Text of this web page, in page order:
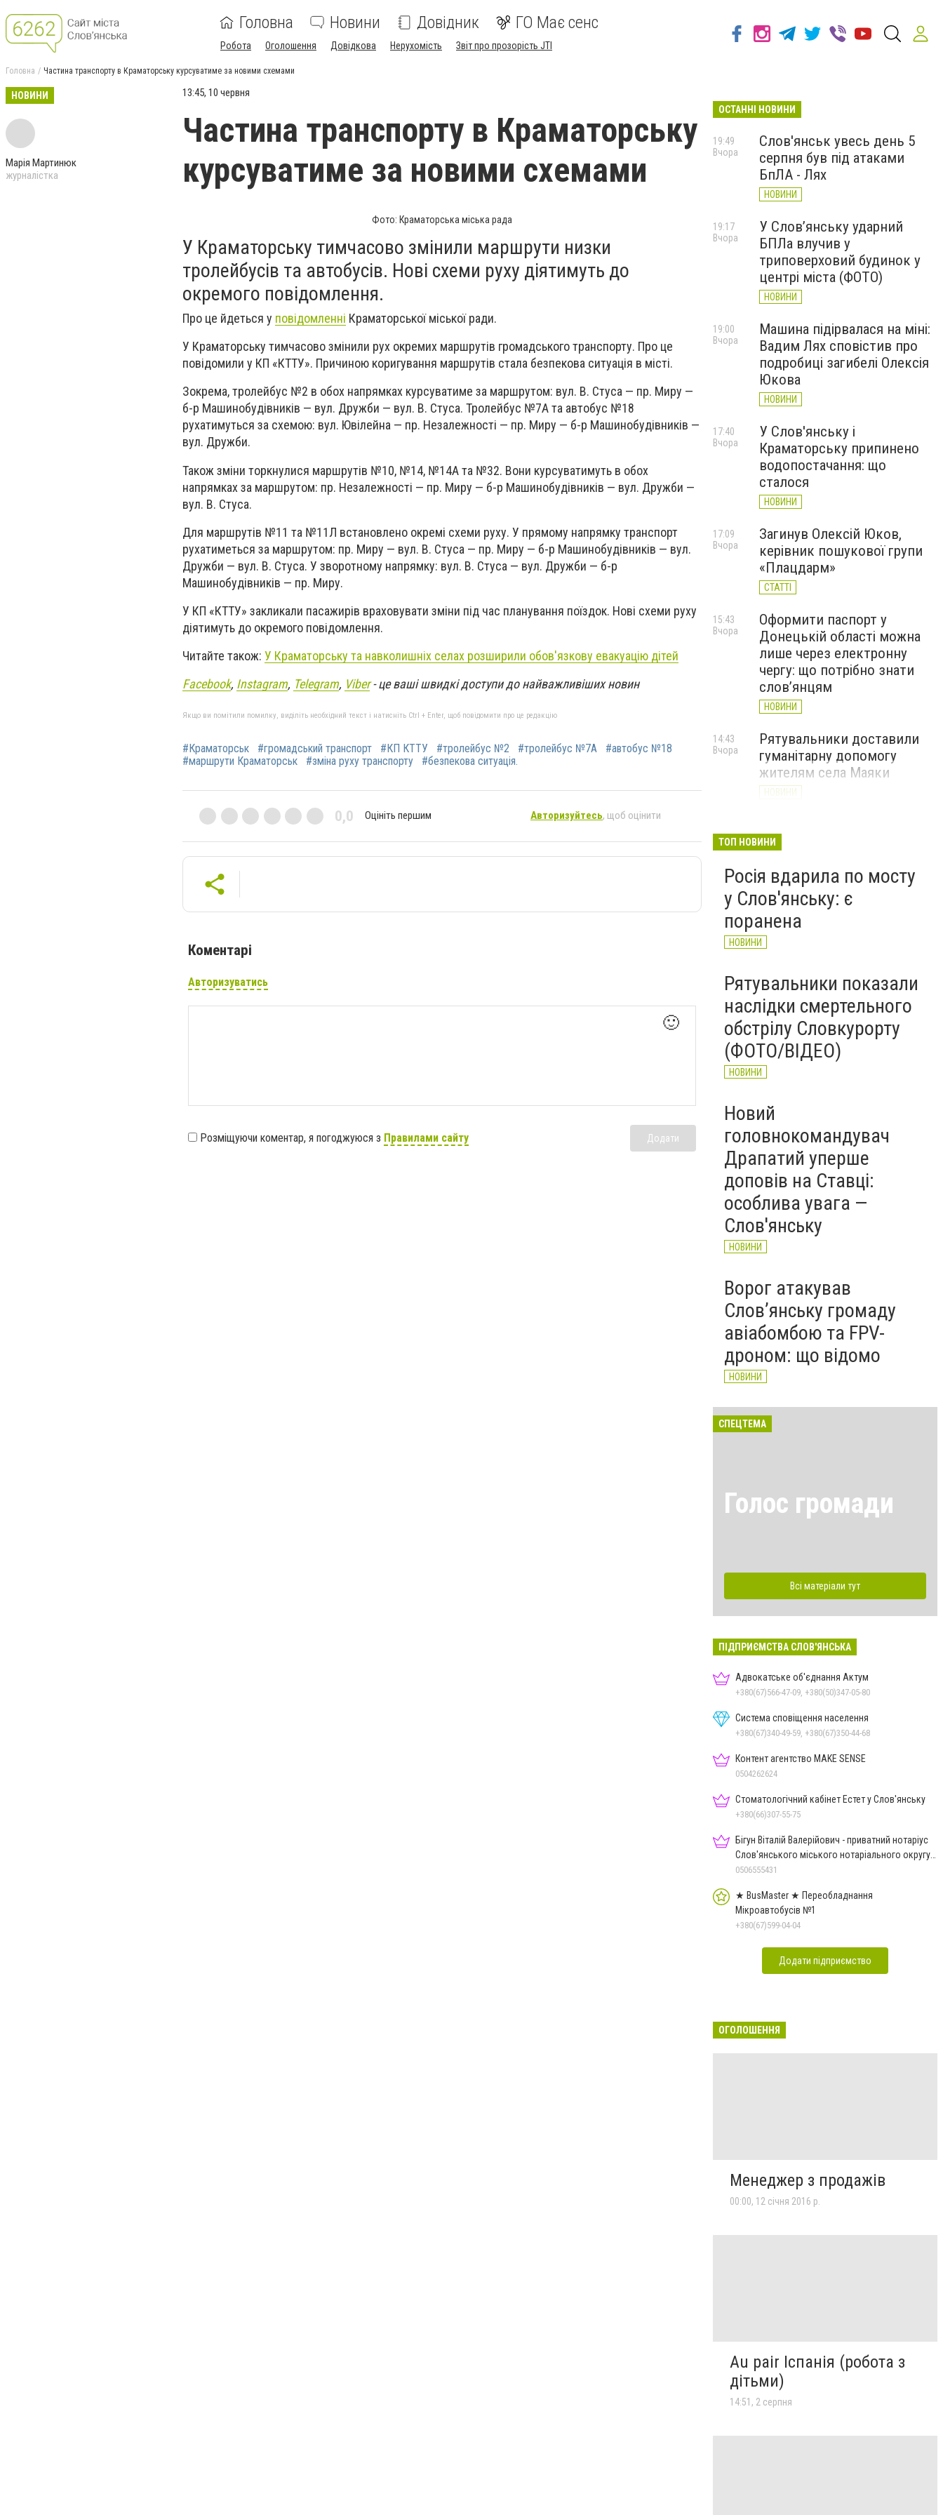
Головна Новини Довідник ГО Має сенс
Робота Оголошення Довідкова Нерухомість Звіт про прозорість JTI
Головна Частина транспорту в Краматорську курсуватиме за новими схемами
НОВИНИ
Марія Мартинюк
журналістка
13:45, 10 червня
Частина транспорту в Краматорську
курсуватиме за новими схемами
Фото: Краматорська міська рада
У Краматорську тимчасово змінили маршрути низки
тролейбусів та автобусів. Нові схеми руху діятимуть до
окремого повідомлення.
Про це йдеться у повідомленні Краматорської міської ради.
У Краматорську тимчасово змінили рух окремих маршрутів громадського транспорту. Про це
повідомили у КП «КТТУ». Причиною коригування маршрутів стала безпекова ситуація в місті.
Зокрема, тролейбус №2 в обох напрямках курсуватиме за маршрутом: вул. В. Стуса — пр. Миру —
б-р Машинобудівників — вул. Дружби — вул. В. Стуса. Тролейбус №7А та автобус №18
рухатимуться за схемою: вул. Ювілейна — пр. Незалежності — пр. Миру — б-р Машинобудівників —
вул. Дружби.
Також зміни торкнулися маршрутів №10, №14, №14А та №32. Вони курсуватимуть в обох
напрямках за маршрутом: пр. Незалежності — пр. Миру — б-р Машинобудівників — вул. Дружби —
вул. В. Стуса.
Для маршрутів №11 та №11Л встановлено окремі схеми руху. У прямому напрямку транспорт
рухатиметься за маршрутом: пр. Миру — вул. В. Стуса — пр. Миру — б-р Машинобудівників — вул.
Дружби — вул. В. Стуса. У зворотному напрямку: вул. В. Стуса — вул. Дружби — б-р
Машинобудівників — пр. Миру.
У КП «КТТУ» закликали пасажирів враховувати зміни під час планування поїздок. Нові схеми руху
діятимуть до окремого повідомлення.
Читайте також: У Краматорську та навколишніх селах розширили обов'язкову евакуацію дітей
Facebook, Instagram, Telegram, Viber- це ваші швидкі доступи до найважливіших новин
Якщо ви помітили помилку, виділіть необхідний текст і натисніть Ctrl + Enter, щоб повідомити про це редакцію
#Краматорськ #громадський транспорт #КП КТТУ #тролейбус №2 #тролейбус №7А
#автобус №18
#маршрути Краматорськ
#зміна руху транспорту #безпекова ситуація.
0,0 Оцініть першим Авторизуйтесь, щоб оцінити
Коментарі
Авторизуватись
🙂
Розміщуючи коментар, я погоджуюся з Правилами сайту Додати
ОСТАННІ НОВИНИ
Слов'янськ увесь день 5
серпня був під атаками
БпЛА - Лях
НОВИНИ
19:49
Вчора
У Слов’янську ударний
БПЛа влучив у
триповерховий будинок у
центрі міста (ФОТО)
НОВИНИ
19:17
Вчора
Машина підірвалася на міні:
Вадим Лях сповістив про
подробиці загибелі Олексія
Юкова
НОВИНИ
19:00
Вчора
У Слов'янську і
Краматорську припинено
водопостачання: що
сталося
НОВИНИ
17:40
Вчора
Загинув Олексій Юков,
керівник пошукової групи
«Плацдарм»
СТАТТІ
17:09
Вчора
Оформити паспорт у
Донецькій області можна
лише через електронну
чергу: що потрібно знати
слов’янцям
НОВИНИ
15:43
Вчора
Рятувальники доставили
гуманітарну допомогу
жителям села Маяки
НОВИНИ
14:43
Вчора
онлайн-акція до Дня молоді
Вчора
ТОП НОВИНИ
Росія вдарила по мосту
у Слов'янську: є
поранена
НОВИНИ
Рятувальники показали
наслідки смертельного
обстрілу Словкурорту
(ФОТО/ВІДЕО)
НОВИНИ
Новий
головнокомандувач
Драпатий уперше
доповів на Ставці:
особлива увага —
Слов'янську
НОВИНИ
Ворог атакував
Слов’янську громаду
авіабомбою та FPV-
дроном: що відомо
НОВИНИ
СПЕЦТЕМА
Голос громади
Всі матеріали тут
ПІДПРИЄМСТВА СЛОВ'ЯНСЬКА
Адвокатське об'єднання Актум
+380(67)566-47-09, +380(50)347-05-80
Система сповіщення населення
+380(67)340-49-59, +380(67)350-44-68
Контент агентство MAKE SENSE
0504262624
Стоматологічний кабінет Естет у Слов'янську
+380(66)307-55-75
Бігун Віталій Валерійович - приватний нотаріус
Слов'янського міського нотаріального округу
Дон.обл.
0506555431
★ BusMaster ★ Переобладнання
Мікроавтобусів №1
+380(67)599-04-04
Додати підприємство
ОГОЛОШЕННЯ
Менеджер з продажів
00:00, 12 січня 2016 р.
Au pair Іспанія (робота з
дітьми)
14:51, 2 серпня